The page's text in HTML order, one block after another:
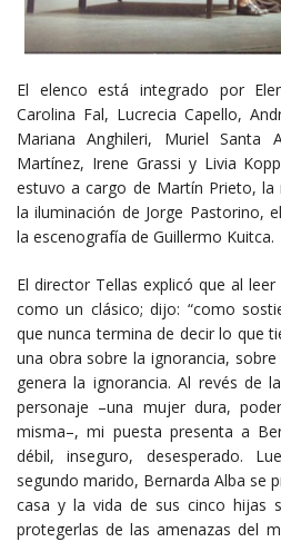
El elenco está integrado por
Carolina Fal, Lucrecia Capello,
Mariana Anghileri, Muriel Santa
Martínez, Irene Grassi y Livia
estuvo a cargo de Martín Prieto, la
la iluminación de Jorge Pastorino,
la escenografía de Guillermo Kuitca.
El director Tellas explicó que al leer
como un clásico; dijo: “como
que nunca termina de decir lo que
una obra sobre la ignorancia,
genera la ignorancia. Al revés de
personaje –una mujer dura,
misma–, mi puesta presenta a
débil, inseguro, desesperado.
segundo marido, Bernarda Alba se
casa y la vida de sus cinco hijas
protegerlas de las amenazas del